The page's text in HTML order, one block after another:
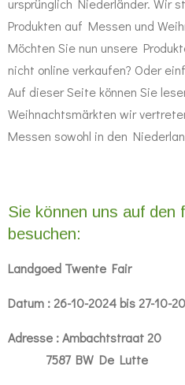
ursprünglich Niederländer. Wir
Produkten auf Messen und
Möchten Sie nun unsere
nicht online verkaufen? Oder
Auf dieser Seite können Sie
Weihnachtsmärkten wir
Messen sowohl in den
Sie können uns auf den
besuchen:
Landgoed Twente Fair
Datum : 26-10-2024 bis 27-10-
Adresse : Ambachtstraat 20
7587 BW De Lutte